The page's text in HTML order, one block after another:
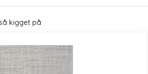
kigget på